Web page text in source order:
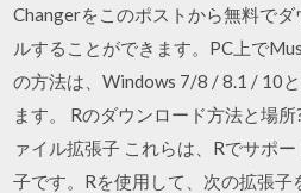
Changerをこのポストから無料で
ルすることができます。PC上で
の方法は、Windows 7/8 / 8.1 / 10と
ます。 Rのダウンロード方法と場
ァイル拡張子 これらは、Rでサポ
子です。Rを使用して、次の拡張子